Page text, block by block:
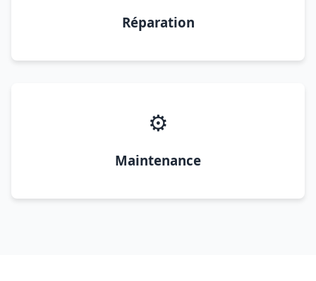
Réparation
⚙️
Maintenance